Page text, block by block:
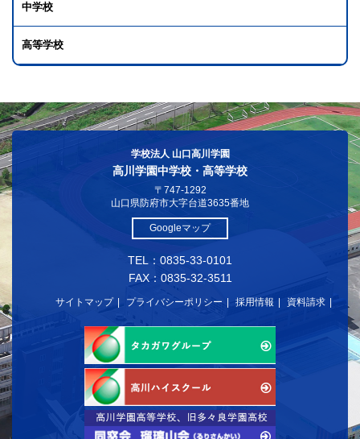
中学校
高等学校
学校法人 山口高川学園
高川学園中学校・高等学校
〒747-1292
山口県防府市大字台道3635番地
Googleマップ
TEL：0835-33-0101
FAX：0835-32-3511
サイトマップ プライバシーポリシー 採用情報 資料請求